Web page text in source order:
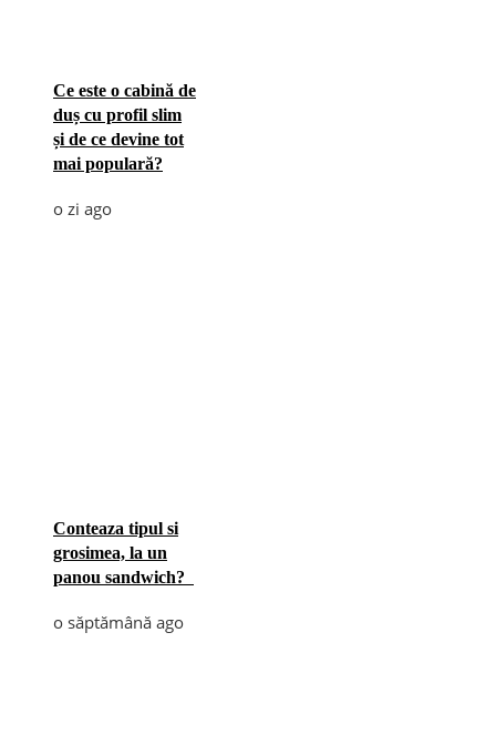
Ce este o cabină de
duș cu profil slim
și de ce devine tot
mai populară?
o zi ago
Conteaza tipul si
grosimea, la un
panou sandwich?
o săptămână ago